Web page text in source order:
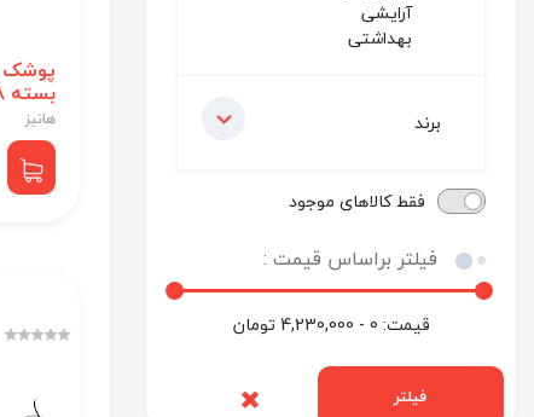
آرایشی
بهداشتی
برند
فقط کالاهای موجود
فیلتر براساس قیمت :
قیمت: 0 - 4,230,000 تومان
فیلتر
بسته 28عددی
هانیز